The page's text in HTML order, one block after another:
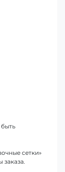
сетки»
заказа.